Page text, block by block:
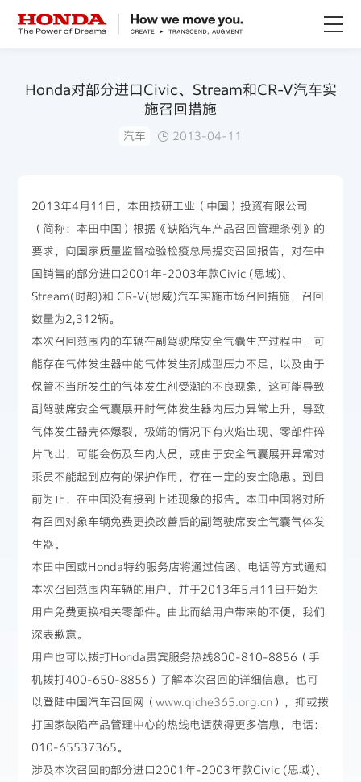
技术创新
赛事运动
新闻资讯
Honda对部分进口Civic、Stream和CR-V汽车实
施召回措施
汽车 2013-04-11
2013年4月11日，本田技研工业（中国）投资有限公司
（简称：本田中国）根据《缺陷汽车产品召回管理条例》的
要求，向国家质量监督检验检疫总局提交召回报告，对在中
国销售的部分进口2001年-2003年款Civic (思域)、
Stream(时韵)和 CR-V(思威)汽车实施市场召回措施，召回
数量为2,312辆。
本次召回范围内的车辆在副驾驶席安全气囊生产过程中，可
能存在气体发生器中的气体发生剂成型压力不足，以及由于
保管不当所发生的气体发生剂受潮的不良现象，这可能导致
副驾驶席安全气囊展开时气体发生器内压力异常上升，导致
气体发生器壳体爆裂，极端的情况下有火焰出现、零部件碎
片飞出，可能会伤及车内人员，或由于安全气囊展开异常对
乘员不能起到应有的保护作用，存在一定的安全隐患。到目
前为止，在中国没有接到上述现象的报告。本田中国将对所
有召回对象车辆免费更换改善后的副驾驶席安全气囊气体发
生器。
本田中国或Honda特约服务店将通过信函、电话等方式通知
本次召回范围内车辆的用户，并于2013年5月11日开始为
用户免费更换相关零部件。由此而给用户带来的不便，我们
深表歉意。
用户也可以拨打Honda贵宾服务热线800-810-8856（手
机拨打400-650-8856）了解本次召回的详细信息。也可
以登陆中国汽车召回网（www.qiche365.org.cn ），抑或拨
打国家缺陷产品管理中心的热线电话获得更多信息，电话：
010-65537365。
涉及本次召回的部分进口2001年-2003年款Civic (思域)、